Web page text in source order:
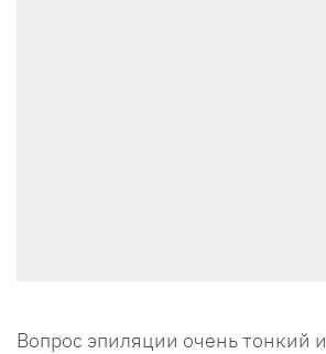
Вопрос эпиляции очень тонкий и